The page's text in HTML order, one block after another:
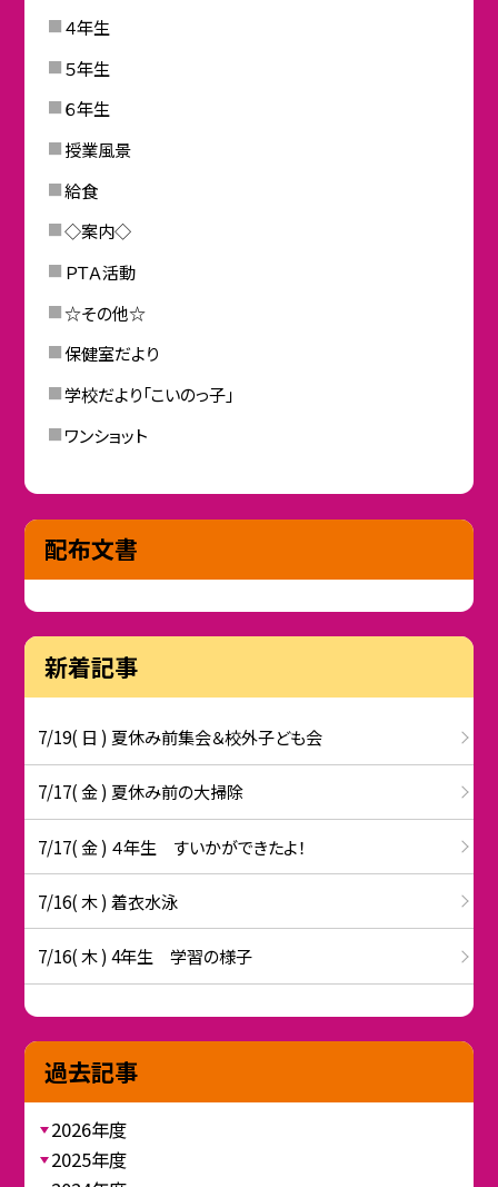
４年生
５年生
６年生
授業風景
給食
◇案内◇
ＰＴＡ活動
☆その他☆
保健室だより
学校だより「こいのっ子」
ワンショット
配布文書
新着記事
7/19( 日 ) 夏休み前集会＆校外子ども会
7/17( 金 ) 夏休み前の大掃除
7/17( 金 ) ４年生 すいかができたよ！
7/16( 木 ) 着衣水泳
7/16( 木 ) 4年生 学習の様子
過去記事
2026年度
2025年度